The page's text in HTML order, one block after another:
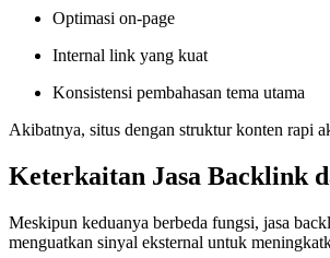
Optimasi on-page
Internal link yang kuat
Konsistensi pembahasan tema utama
Akibatnya, situs dengan struktur konten rapi
Keterkaitan Jasa Backlink
Meskipun keduanya berbeda fungsi, jasa
menguatkan sinyal eksternal untuk